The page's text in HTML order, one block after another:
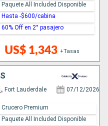
US$ 1,343 +Tasas
Paquete All Included Disponible
Hasta -$600/cabina
60% Off en 2° pasajero
Fort Lauderdale 07/12/2026
Crucero Premium
Paquete All Included Disponible